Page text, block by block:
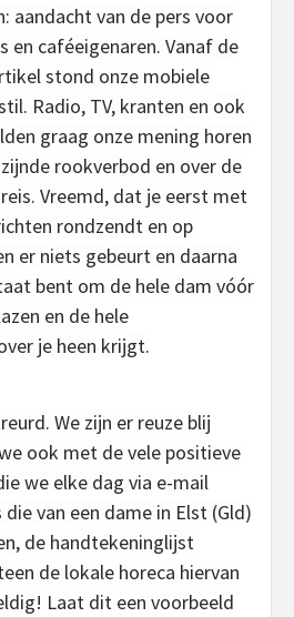
aandacht van de pers voor
en caféeigenaren. Vanaf de
stond onze mobiele
Radio, TV, kranten en ook
graag onze mening horen
rookverbod en over de
Vreemd, dat je eerst met
rondzendt en op
er niets gebeurt en daarna
bent om de hele dam vóór
en de hele
je heen krijgt.
We zijn er reuze blij
ook met de vele positieve
we elke dag via e-mail
van een dame in Elst (Gld)
de handtekeninglijst
de lokale horeca hiervan
Laat dit een voorbeeld